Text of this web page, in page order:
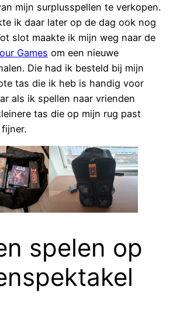
mijn surplusspellen te verkopen.
ik daar later op de dag ook nog
slot maakte ik mijn weg naar de
Games om een nieuwe
Die had ik besteld bij mijn
tas die ik heb is handig voor
als ik spellen naar vrienden
tas die op mijn rug past
spelen op